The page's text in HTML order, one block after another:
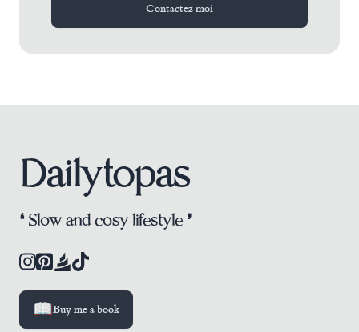
Contactez moi
Dailytopas
❛ Slow and cosy lifestyle ❜
Instagram
Pinterest
Babelio
TikTok
📖Buy me a book